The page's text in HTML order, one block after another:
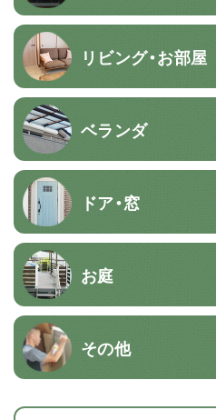
リビング・お部屋
ベランダ
ドア・窓
お庭
その他